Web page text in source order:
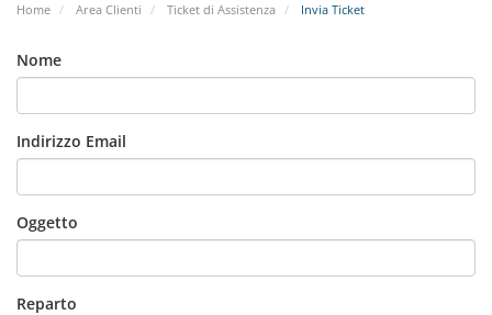
Home Area Clienti Ticket di Assistenza Invia Ticket
Nome
Indirizzo Email
Oggetto
Reparto